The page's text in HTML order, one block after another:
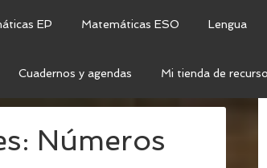
EP Matemáticas ESO Lengua
Cuadernos y agendas Mi tienda de
NÚMEROS DE 3 CIFRAS
Números